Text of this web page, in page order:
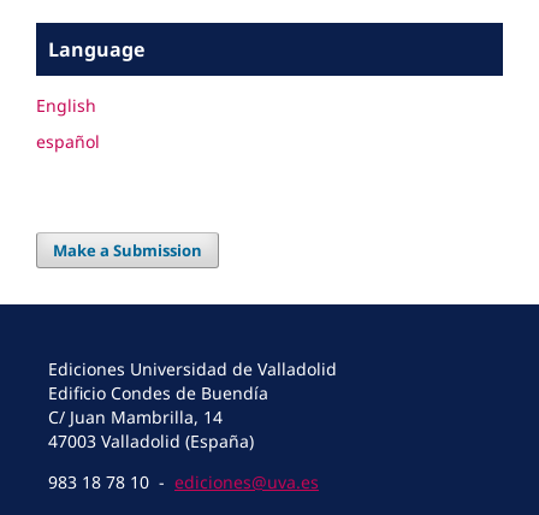
Language
English
español
Make a Submission
Ediciones Universidad de Valladolid
Edificio Condes de Buendía
C/ Juan Mambrilla, 14
47003 Valladolid (España)
983 18 78 10 - ediciones@uva.es